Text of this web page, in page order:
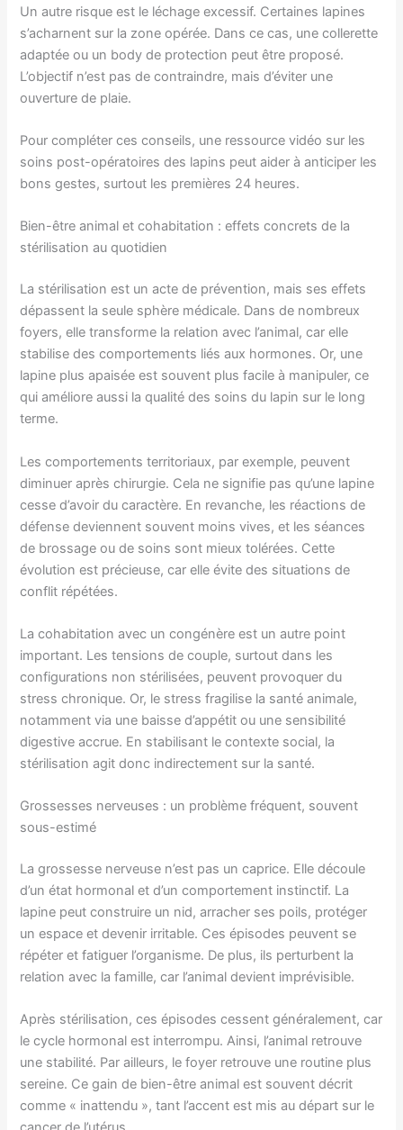
Un autre risque est le léchage excessif. Certaines lapines
s’acharnent sur la zone opérée. Dans ce cas, une collerette
adaptée ou un body de protection peut être proposé.
L’objectif n’est pas de contraindre, mais d’éviter une
ouverture de plaie.
Pour compléter ces conseils, une ressource vidéo sur les
soins post-opératoires des lapins peut aider à anticiper les
bons gestes, surtout les premières 24 heures.
Bien-être animal et cohabitation : effets concrets de la
stérilisation au quotidien
La stérilisation est un acte de prévention, mais ses effets
dépassent la seule sphère médicale. Dans de nombreux
foyers, elle transforme la relation avec l’animal, car elle
stabilise des comportements liés aux hormones. Or, une
lapine plus apaisée est souvent plus facile à manipuler, ce
qui améliore aussi la qualité des soins du lapin sur le long
terme.
Les comportements territoriaux, par exemple, peuvent
diminuer après chirurgie. Cela ne signifie pas qu’une lapine
cesse d’avoir du caractère. En revanche, les réactions de
défense deviennent souvent moins vives, et les séances
de brossage ou de soins sont mieux tolérées. Cette
évolution est précieuse, car elle évite des situations de
conflit répétées.
La cohabitation avec un congénère est un autre point
important. Les tensions de couple, surtout dans les
configurations non stérilisées, peuvent provoquer du
stress chronique. Or, le stress fragilise la santé animale,
notamment via une baisse d’appétit ou une sensibilité
digestive accrue. En stabilisant le contexte social, la
stérilisation agit donc indirectement sur la santé.
Grossesses nerveuses : un problème fréquent, souvent
sous-estimé
La grossesse nerveuse n’est pas un caprice. Elle découle
d’un état hormonal et d’un comportement instinctif. La
lapine peut construire un nid, arracher ses poils, protéger
un espace et devenir irritable. Ces épisodes peuvent se
répéter et fatiguer l’organisme. De plus, ils perturbent la
relation avec la famille, car l’animal devient imprévisible.
Après stérilisation, ces épisodes cessent généralement, car
le cycle hormonal est interrompu. Ainsi, l’animal retrouve
une stabilité. Par ailleurs, le foyer retrouve une routine plus
sereine. Ce gain de bien-être animal est souvent décrit
comme « inattendu », tant l’accent est mis au départ sur le